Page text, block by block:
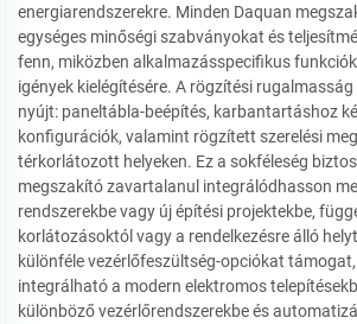
energiarendszerekre. Minden Daquan
egységes minőségi szabványokat és
fenn, miközben alkalmazásspecifikus
igények kielégítésére. A rögzítési
nyújt: paneltábla-beépítés, karbantartáshoz
konfigurációk, valamint rögzített szerelési
térkorlátozott helyeken. Ez a sokféleség
megszakító zavartalanul integrálódhasson
rendszerekbe vagy új építési projektekbe,
korlátozásoktól vagy a rendelkezésre álló
különféle vezérlőfeszültség-opciókat
integrálható a modern elektromos
különböző vezérlőrendszerekbe és